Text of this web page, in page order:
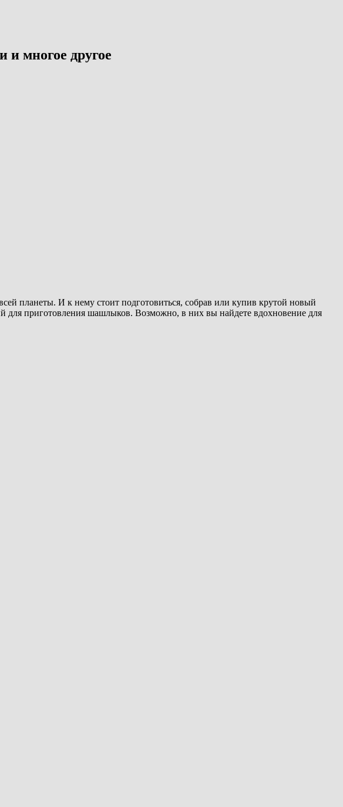
и многое другое
планеты. И к нему стоит подготовиться, собрав или купив крутой новый
приготовления шашлыков. Возможно, в них вы найдете вдохновение для